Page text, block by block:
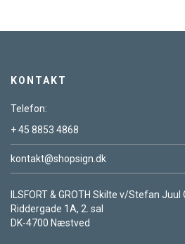
KONTAKT
Telefon:
+ 45 8853 4868
kontakt@shopsign.dk
ILSFORT & GROTH Skilte v/Stefan Juul
Riddergade 1A, 2. sal
DK-4700 Næstved